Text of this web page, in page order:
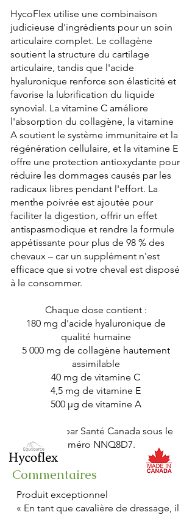
HycoFlex utilise une combinaison
judicieuse d'ingrédients pour un soin
articulaire complet. Le collagène
soutient la structure du cartilage
articulaire, tandis que l'acide
hyaluronique renforce son élasticité et
favorise la lubrification du liquide
synovial. La vitamine C améliore
l'absorption du collagène, la vitamine
A soutient le système immunitaire et la
régénération cellulaire, et la vitamine E
offre une protection antioxydante pour
réduire les dommages causés par les
radicaux libres pendant l'effort. La
menthe poivrée est ajoutée pour
faciliter la digestion, offrir un effet
antispasmodique et rendre la formule
appétissante pour plus de 98 % des
chevaux – car un supplément n'est
efficace que si votre cheval est disposé
à le consommer.
Chaque dose contient :
180 mg d'acide hyaluronique de
qualité humaine
5 000 mg de collagène hautement
assimilable
40 mg de vitamine C
4,5 mg de vitamine E
500 µg de vitamine A
Approuvé par Santé Canada sous le
numéro NNQ8D7.
Commentaires
Produit exceptionnel
« En tant que cavalière de dressage, il